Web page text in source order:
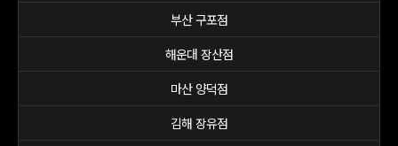
부산 구포점
해운대 장산점
마산 양덕점
김해 장유점